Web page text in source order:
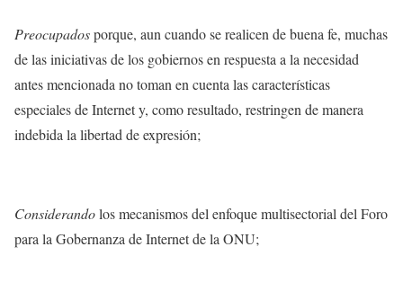
Preocupadosporque, aun cuando se realicen de buena fe, muchas
de las iniciativas de los gobiernos en respuesta a la necesidad
antes mencionada no toman en cuenta las características
especiales de Internet y, como resultado, restringen de manera
indebida la libertad de expresión;
Considerandolos mecanismos del enfoque multisectorial del Foro
para la Gobernanza de Internet de la ONU;